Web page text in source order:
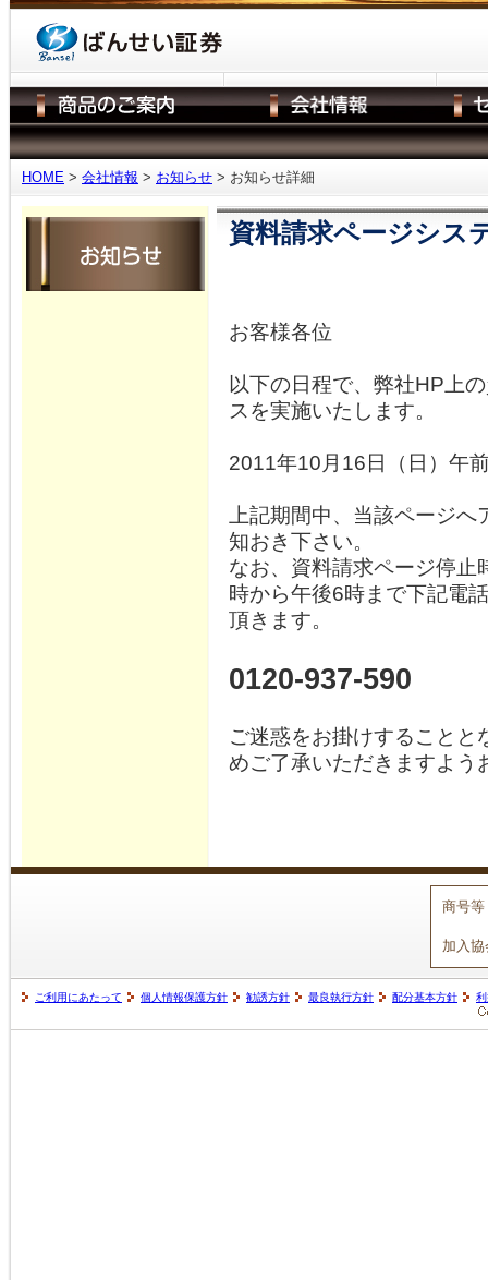
HOME > 会社情報 > お知らせ > お知らせ詳細
資料請求ページシス
お客様各位
以下の日程で、弊社HP上
スを実施いたします。
2011年10月16日（日）午
上記期間中、当該ページ
知おき下さい。
なお、資料請求ページ停
時から午後6時まで下記電
頂きます。
0120-937-590
ご迷惑をお掛けすること
めご了承いただきますよう
商号等
加入協
ご利用にあたって 個人情報保護方針 勧誘方針 最良執行方針 配分基本方針